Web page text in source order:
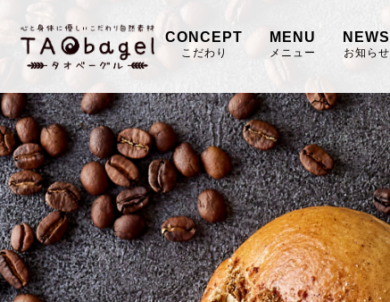
CONCEPT
こだわり
MENU
メニュー
NEWS
お知らせ